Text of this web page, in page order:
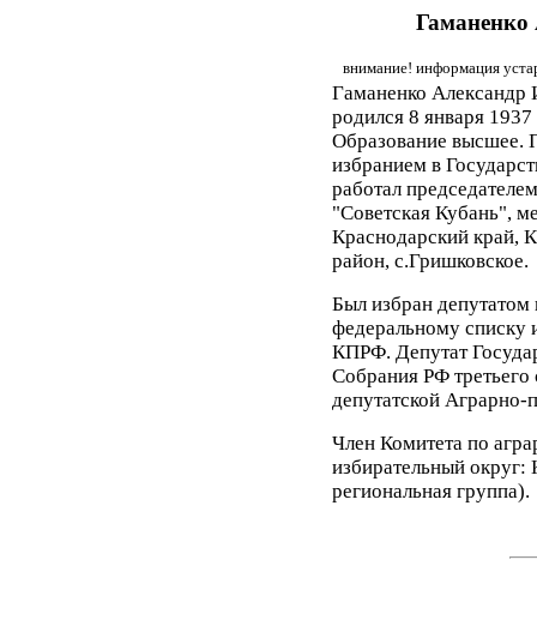
Гаманенко
внимание! информация
Гаманенко Александр
родился 8 января 1937
Образование высшее.
избранием в
работал
"Советская Кубань",
Краснодарский край,
район, с.Гришковское.
Был избран депутатом
федеральному списку
КПРФ. Депутат
Собрания РФ третьего
депутатской
Член Комитета по
избирательный
региональная группа).